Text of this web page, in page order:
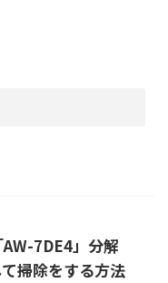
7DE4」分解
掃除をする方法